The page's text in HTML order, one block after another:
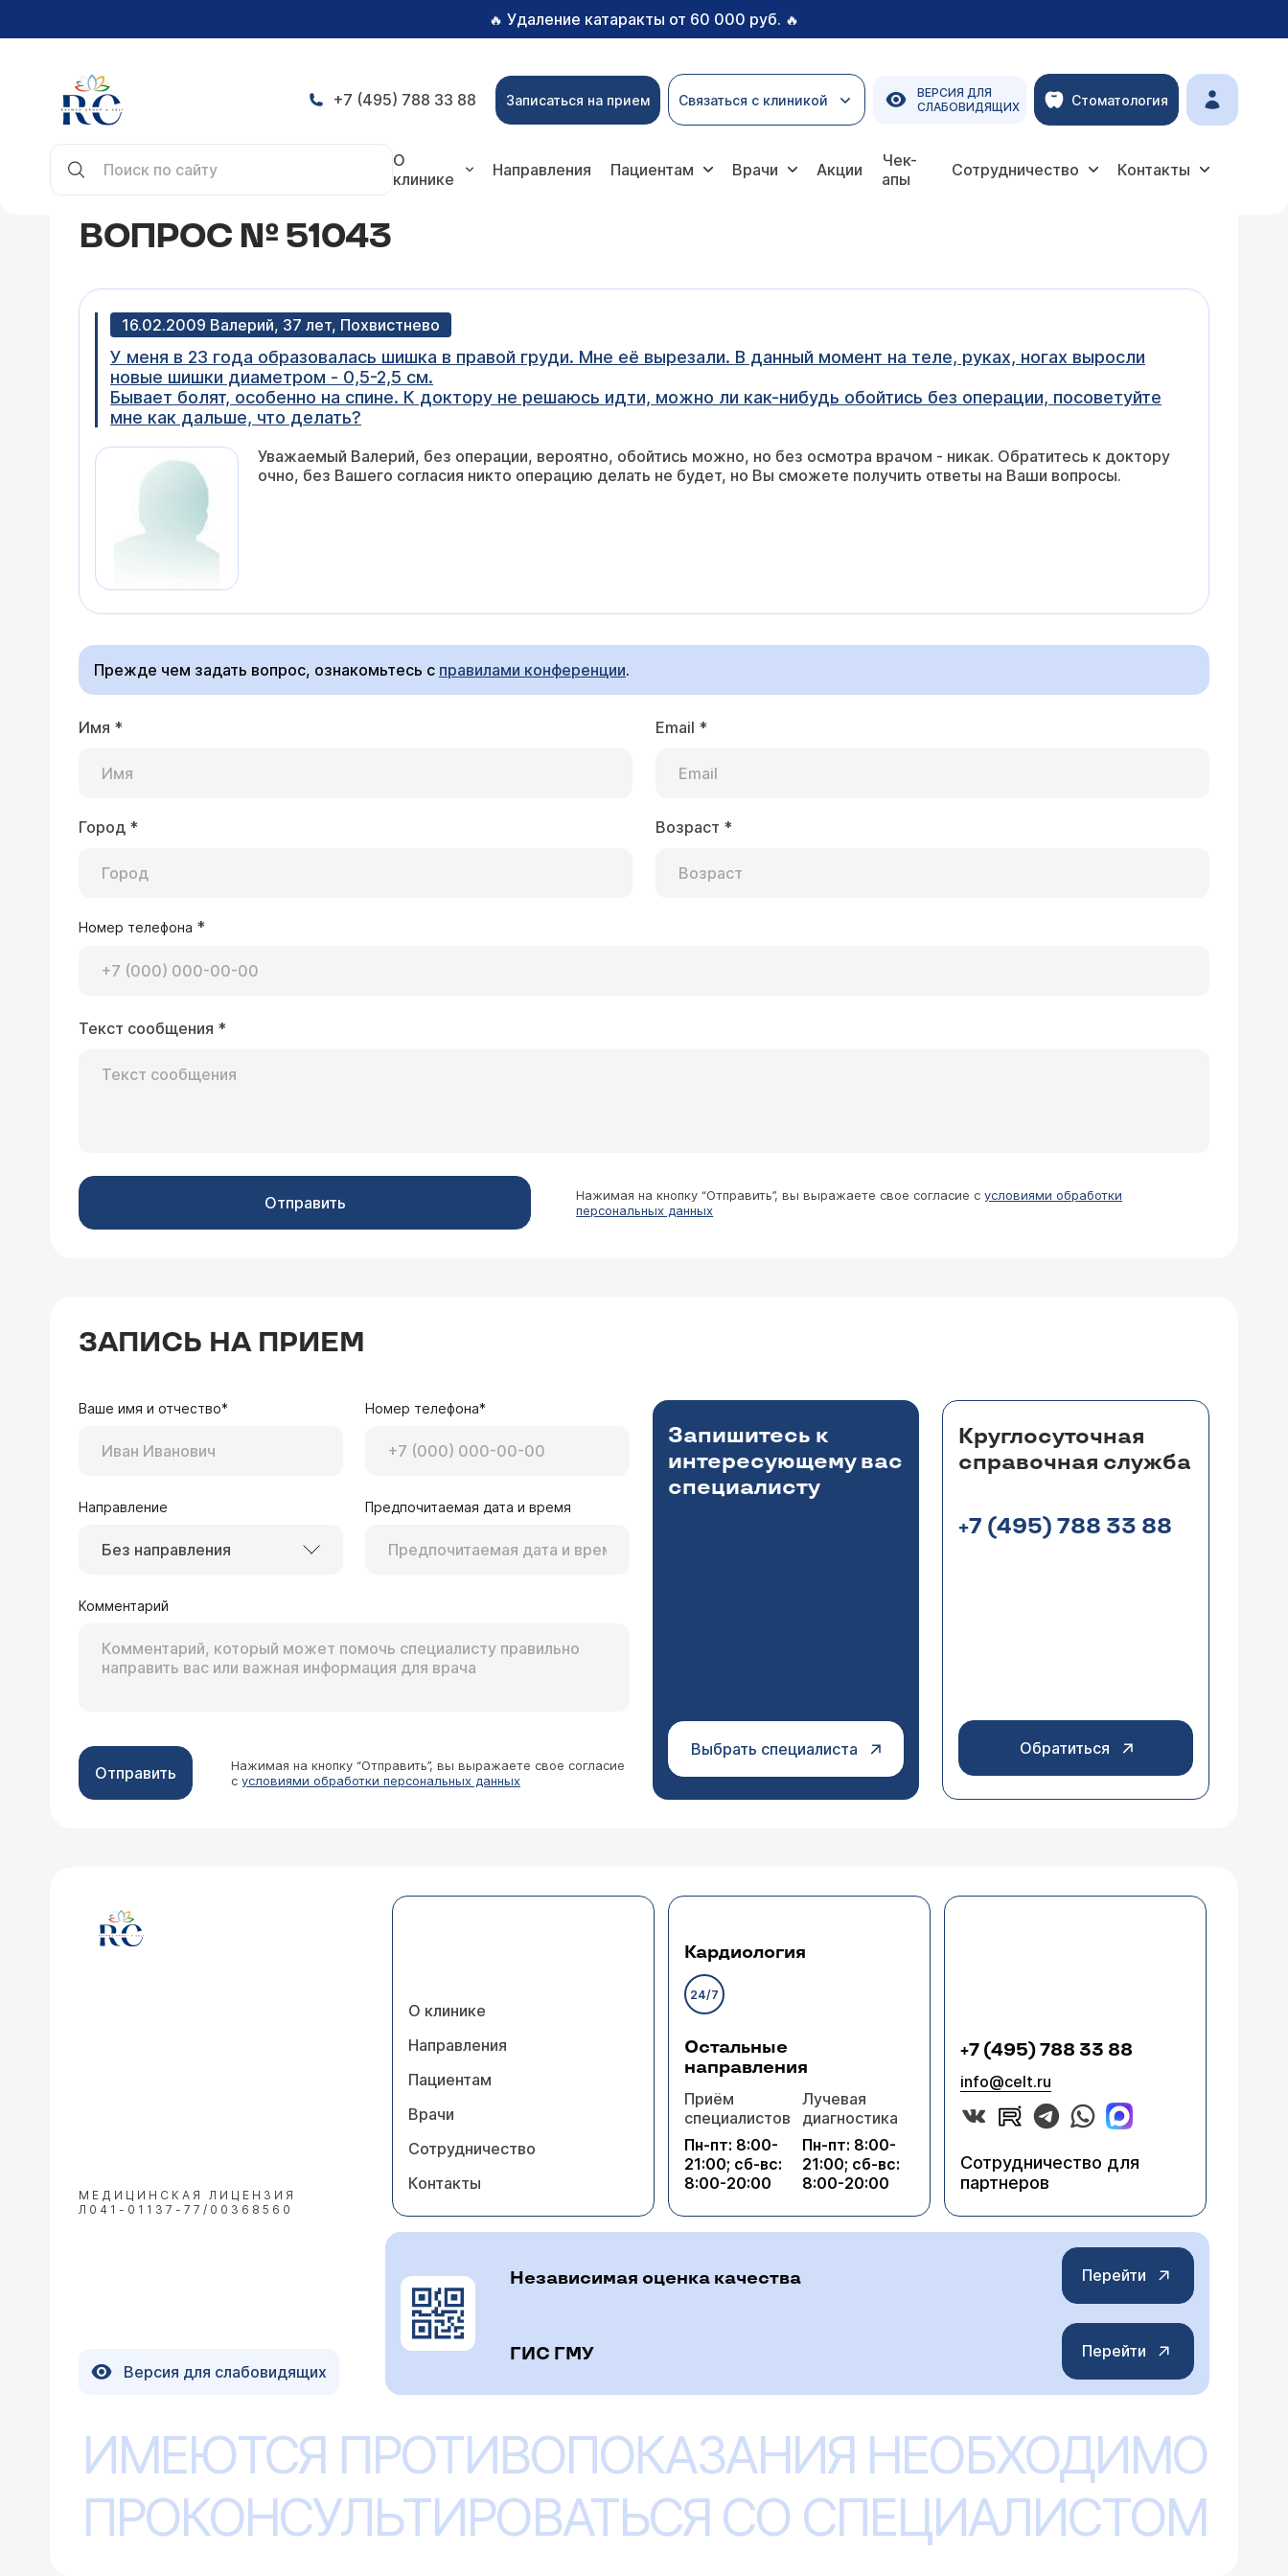
🔥 Удаление катаракты от 60 000 руб. 🔥
+7 (495) 788 33 88 Записаться на прием Связаться с клиникой
ВЕРСИЯ ДЛЯ
СЛАБОВИДЯЩИХ
Стоматология
О
клинике
Направления Пациентам Врачи Акции
Чек-
апы
Сотрудничество Контакты
ВОПРОС № 51043
16.02.2009 Валерий, 37 лет, Похвистнево
У меня в 23 года образовалась шишка в правой груди. Мне её вырезали. В данный момент на теле, руках, ногах выросли
новые шишки диаметром - 0,5-2,5 см.
Бывает болят, особенно на спине. К доктору не решаюсь идти, можно ли как-нибудь обойтись без операции, посоветуйте
мне как дальше, что делать?
Уважаемый Валерий, без операции, вероятно, обойтись можно, но без осмотра врачом - никак. Обратитесь к доктору
очно, без Вашего согласия никто операцию делать не будет, но Вы сможете получить ответы на Ваши вопросы.
Прежде чем задать вопрос, ознакомьтесь с правилами конференции.
Имя * Email *
Город * Возраст *
Номер телефона *
Текст сообщения *
Отправить Нажимая на кнопку “Отправить”, вы выражаете свое согласие сусловиями обработки
персональных данных
ЗАПИСЬ НА ПРИЕМ
Ваше имя и отчество* Номер телефона*
Направление
Без направления
Предпочитаемая дата и время
Комментарий
Отправить
Нажимая на кнопку “Отправить”, вы выражаете свое согласие
с условиями обработки персональных данных
Запишитесь к
интересующему вас
специалисту
Выбрать специалиста
Круглосуточная
справочная служба
+7 (495) 788 33 88
Обратиться
МЕДИЦИНСКАЯ ЛИЦЕНЗИЯ
Л041-01137-77/00368560
О клинике
Направления
Пациентам
Врачи
Сотрудничество
Контакты
Кардиология
24/7
Остальные
направления
Приём
специалистов
Пн-пт: 8:00-
21:00; сб-вс:
8:00-20:00
Лучевая
диагностика
Пн-пт: 8:00-
21:00; сб-вс:
8:00-20:00
+7 (495) 788 33 88
info@celt.ru
Сотрудничество для
партнеров
Версия для слабовидящих
Независимая оценка качества Перейти
ГИС ГМУ Перейти
ИМЕЮТСЯ ПРОТИВОПОКАЗАНИЯ НЕОБХОДИМО
ПРОКОНСУЛЬТИРОВАТЬСЯ СО СПЕЦИАЛИСТОМ